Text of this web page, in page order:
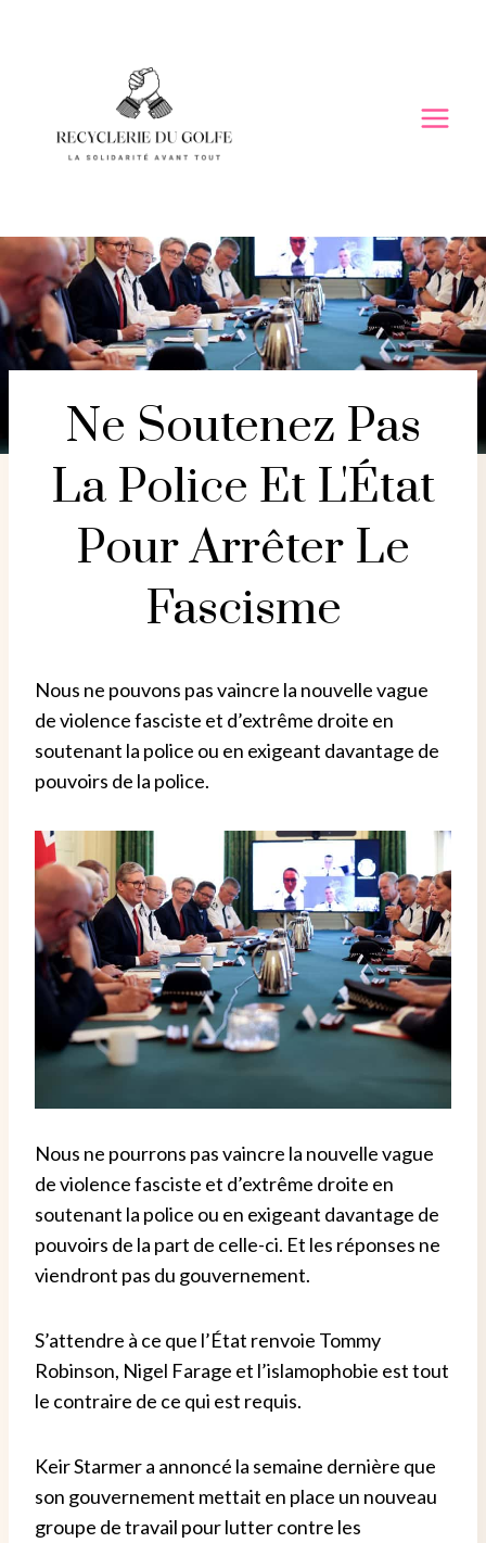
Ne Soutenez Pas
La Police Et L'État
Pour Arrêter Le
Fascisme
Nous ne pouvons pas vaincre la nouvelle vague
de violence fasciste et d’extrême droite en
soutenant la police ou en exigeant davantage de
pouvoirs de la police.
Nous ne pourrons pas vaincre la nouvelle vague
de violence fasciste et d’extrême droite en
soutenant la police ou en exigeant davantage de
pouvoirs de la part de celle-ci. Et les réponses ne
viendront pas du gouvernement.
S’attendre à ce que l’État renvoie Tommy
Robinson, Nigel Farage et l’islamophobie est tout
le contraire de ce qui est requis.
Keir Starmer a annoncé la semaine dernière que
son gouvernement mettait en place un nouveau
groupe de travail pour lutter contre les